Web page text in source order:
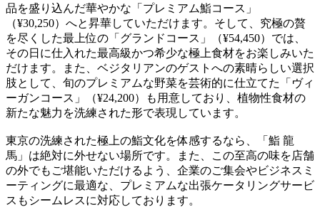
品を盛り込んだ華やかな「プレミアム鮨コース」
（¥30,250）へと昇華していただけます。そして、究極の贅
を尽くした最上位の「グランドコース」（¥54,450）では、
その日に仕入れた最高級かつ希少な極上食材をお楽しみいた
だけます。また、ベジタリアンのゲストへの素晴らしい選択
肢として、旬のプレミアムな野菜を芸術的に仕立てた「ヴィ
ーガンコース」（¥24,200）も用意しており、植物性食材の
新たな魅力を洗練された形で表現しています。
東京の洗練された極上の鮨文化を体感するなら、「鮨 龍
馬」は絶対に外せない場所です。また、この至高の味を店舗
の外でもご堪能いただけるよう、企業のご集会やビジネスミ
ーティングに最適な、プレミアムな出張ケータリングサービ
スもシームレスに対応しております。